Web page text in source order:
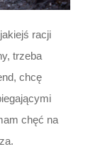
racji
trzeba
chcę
chęć na